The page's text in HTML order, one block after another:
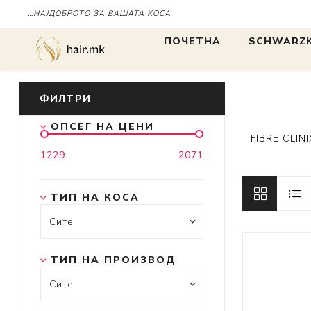
…НАЈДОБРОТО ЗА ВАШАТА КОСА
ПОЧЕТНА
IGORA
Chroma ID
FIBRE
ФИЛТРИ
ОПСЕГ НА ЦЕНИ
1229 2071
ТИП НА КОСА
ТИП НА ПРОИЗВОД